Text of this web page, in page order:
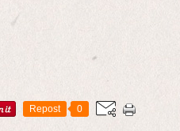
Repost 0